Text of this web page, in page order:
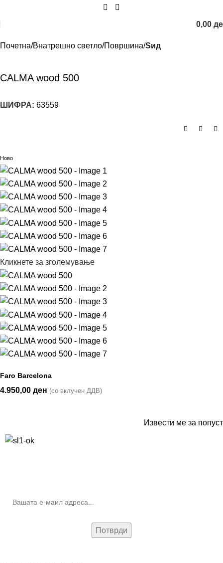
0,00
Почетна Внатрешно светло Површина Sид
CALMA wood 500
ШИФРА: 63559
Ново
Кликнете за зголемување
Faro Barcelona
4.950,00 ден (со вклучен ДДВ)
Извести ме за попуст